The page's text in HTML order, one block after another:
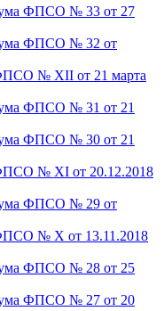
ФПСО № 33 от 27
ФПСО № 32 от
№ XII от 21 марта
ФПСО № 31 от 21
ФПСО № 30 от 21
№ XI от 20.12.2018
ФПСО № 29 от
№ X от 13.11.2018
ФПСО № 28 от 25
ФПСО № 27 от 20